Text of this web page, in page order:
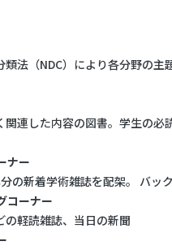
（NDC）により各分野の主
した内容の図書。学生の必
ナー
新着学術雑誌を配架。 バック
コーナー
軽読雑誌、当日の新聞